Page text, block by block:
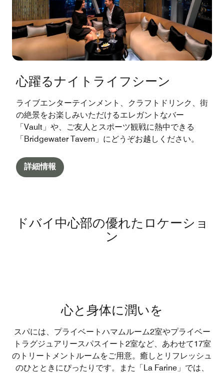
心躍るナイトライフシーン
ライブエンターテインメント、クラフトドリンク、街
の絶景をお楽しみいただけるエレガントなバー
「Vault」や、ご友人とスポーツ観戦に熱中できる
「Bridgewater Tavern」にどうぞお越しください。
詳細情報
ドバイ中心部の優れたロケーショ
ン
心と身体に潤いを
スパには、プライベートハマムルーム2室やプライベー
トラグジュアリースパスイート2室など、あわせて17室
のトリートメントルームをご用意。癒しとリフレッシュ
のひとときにぴったりです。また「La Farine」では、